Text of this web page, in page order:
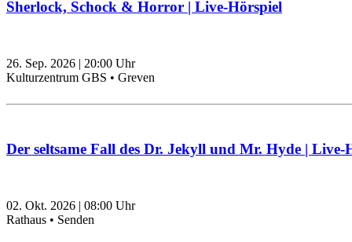
Sherlock, Schock & Horror | Live-Hörspiel
26. Sep. 2026 | 20:00 Uhr
Kulturzentrum GBS • Greven
Der seltsame Fall des Dr. Jekyll und Mr. Hyde | Live-
02. Okt. 2026 | 08:00 Uhr
Rathaus • Senden